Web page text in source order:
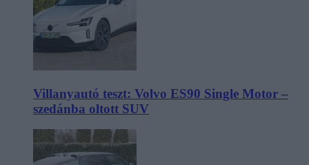
Villanyautó teszt: Volvo ES90 Single Motor –
szedánba oltott SUV